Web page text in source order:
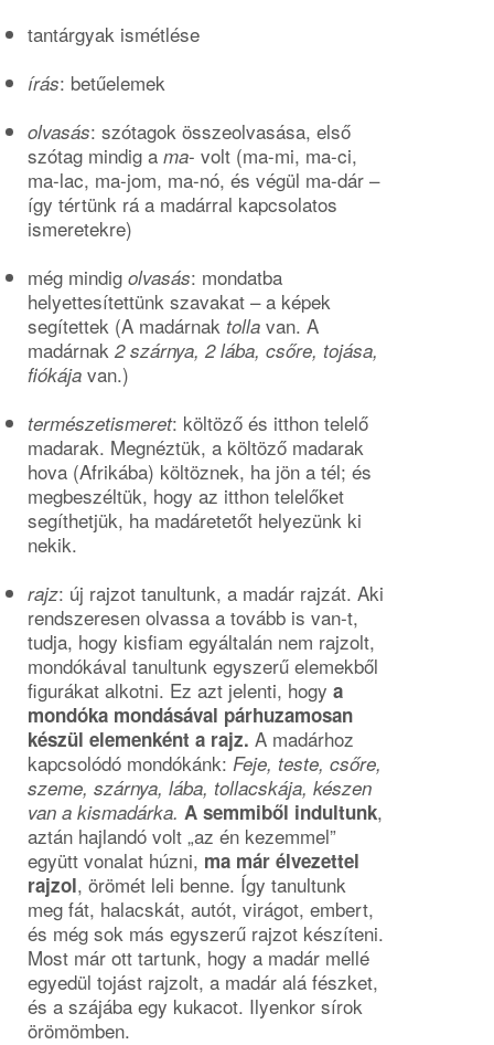
tantárgyak ismétlése
írás: betűelemek
olvasás: szótagok összeolvasása, első
szótag mindig a ma- volt (ma-mi, ma-ci,
ma-lac, ma-jom, ma-nó, és végül ma-dár –
így tértünk rá a madárral kapcsolatos
ismeretekre)
még mindig olvasás: mondatba
helyettesítettünk szavakat – a képek
segítettek (A madárnak tolla van. A
madárnak 2 szárnya, 2 lába, csőre, tojása,
fiókája van.)
természetismeret: költöző és itthon telelő
madarak. Megnéztük, a költöző madarak
hova (Afrikába) költöznek, ha jön a tél; és
megbeszéltük, hogy az itthon telelőket
segíthetjük, ha madáretetőt helyezünk ki
nekik.
rajz: új rajzot tanultunk, a madár rajzát. Aki
rendszeresen olvassa a tovább is van-t,
tudja, hogy kisfiam egyáltalán nem rajzolt,
mondókával tanultunk egyszerű elemekből
figurákat alkotni. Ez azt jelenti, hogy a
mondóka mondásával párhuzamosan
készül elemenként a rajz. A madárhoz
kapcsolódó mondókánk: Feje, teste, csőre,
szeme, szárnya, lába, tollacskája, készen
van a kismadárka. A semmiből indultunk,
aztán hajlandó volt „az én kezemmel”
együtt vonalat húzni, ma már élvezettel
rajzol, örömét leli benne. Így tanultunk
meg fát, halacskát, autót, virágot, embert,
és még sok más egyszerű rajzot készíteni.
Most már ott tartunk, hogy a madár mellé
egyedül tojást rajzolt, a madár alá fészket,
és a szájába egy kukacot. Ilyenkor sírok
örömömben.